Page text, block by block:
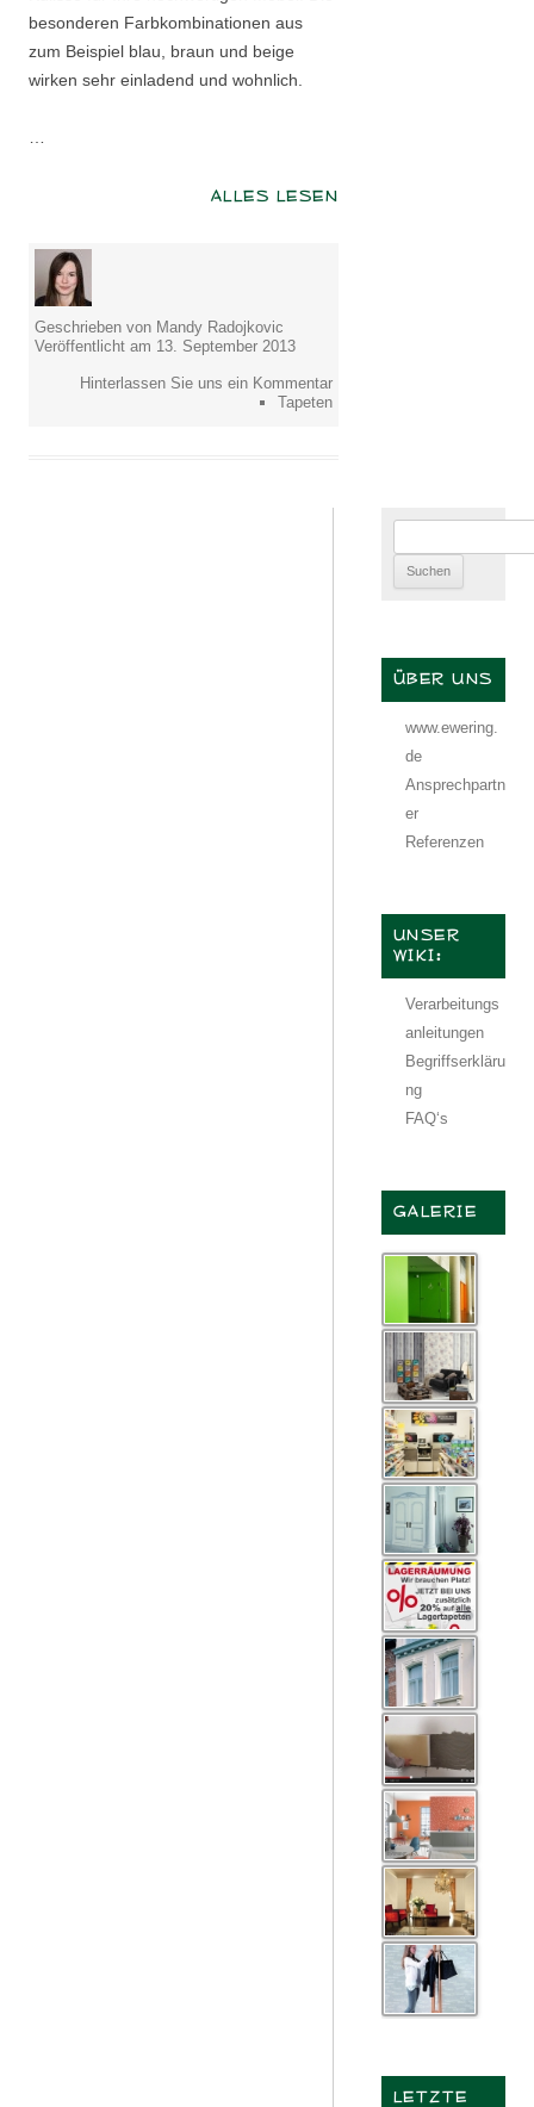
besonderen Farbkombinationen aus
zum Beispiel blau, braun und beige
wirken sehr einladend und wohnlich.
ALLES LESEN
Geschrieben von Mandy Radojkovic
Veröffentlicht am 13. September 2013
Hinterlassen Sie uns ein Kommentar
Tapeten
nach:
ÜBER UNS
www.ewering.
de
Ansprechpartn
er
Referenzen
UNSER
WIKI:
Verarbeitungs
anleitungen
Begriffserkläru
ng
FAQ‘s
GALERIE
LETZTE